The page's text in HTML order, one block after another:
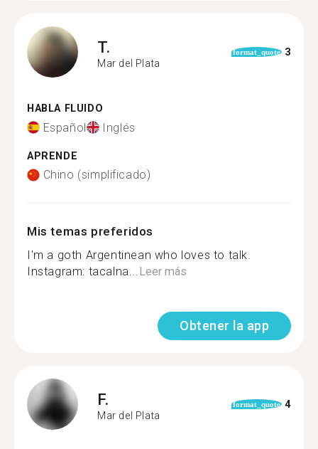
T.
Mar del Plata
format_quote 3
HABLA FLUIDO
Español Inglés
APRENDE
Chino (simplificado)
Mis temas preferidos
I'm a goth Argentinean who loves to talk.
Instagram: tacalna...Leer más
Obtener la app
F.
Mar del Plata
format_quote 4